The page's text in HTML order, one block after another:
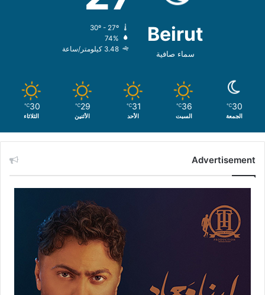
Beirut
سماء صافية
74%
3.48 كيلومتر/ساعة
30
℃
الجمعة
36
℃
السبت
31
℃
الأحد
29
℃
الأثنين
30
℃
الثلاثاء
Advertisement